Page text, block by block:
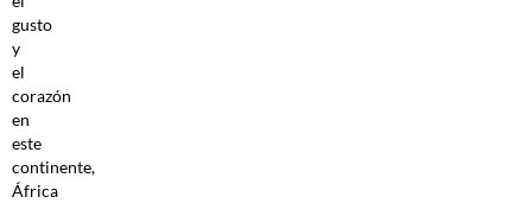
gusto
y
el
corazón
en
este
continente,
África